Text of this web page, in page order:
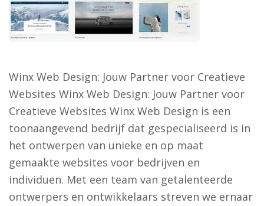
Winx Web Design: Jouw Partner voor Creatieve
Websites Winx Web Design: Jouw Partner voor
Creatieve Websites Winx Web Design is een
toonaangevend bedrijf dat gespecialiseerd is in
het ontwerpen van unieke en op maat
gemaakte websites voor bedrijven en
individuen. Met een team van getalenteerde
ontwerpers en ontwikkelaars streven we ernaar